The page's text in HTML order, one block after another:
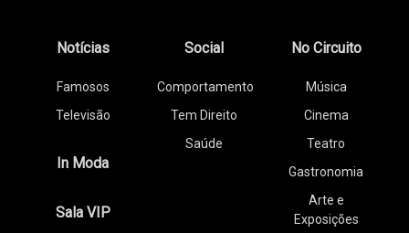
Notícias
Famosos
Televisão
In Moda
Sala VIP
Social
Comportamento
Tem Direito
Saúde
No Circuito
Música
Cinema
Teatro
Gastronomia
Arte e
Exposições